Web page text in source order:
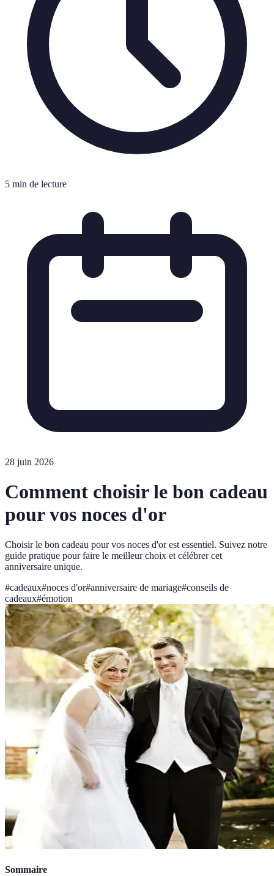
5 min de lecture
28 juin 2026
Comment choisir le bon cadeau
pour vos noces d'or
Choisir le bon cadeau pour vos noces d'or est essentiel. Suivez notre
guide pratique pour faire le meilleur choix et célébrer cet
anniversaire unique.
#cadeaux#noces d'or#anniversaire de mariage#conseils de
cadeaux#émotion
Sommaire